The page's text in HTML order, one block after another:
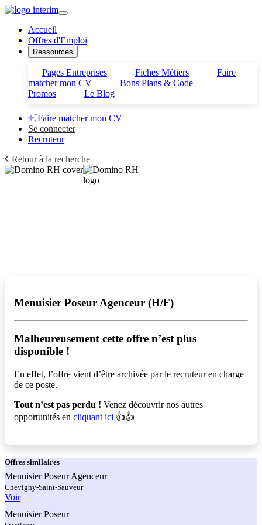
Accueil
Offres d'Emploi
Ressources
Pages Entreprises Fiches Métiers
Faire
matcher mon CV
Bons Plans & Code
Promos
Le Blog
Faire matcher mon CV
Se connecter
Recruteur
Retour à la recherche
Menuisier Poseur Agenceur (H/F)
Malheureusement cette offre n’est plus
disponible !️
En effet, l’offre vient d’être archivée par le recruteur en charge
de ce poste.
Tout n’est pas perdu ! Venez découvrir nos autres
opportunités en cliquant ici 👍👍
Offres similaires
Menuisier Poseur Agenceur
Chevigny-Saint-Sauveur
Voir
Menuisier Poseur